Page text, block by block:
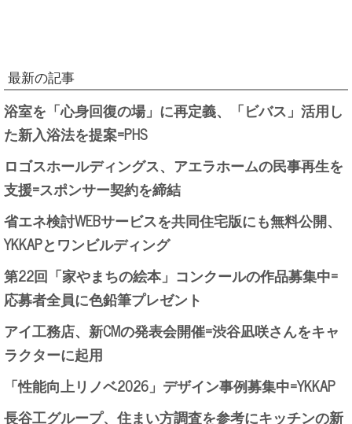
最新の記事
浴室を「心身回復の場」に再定義、「ビバス」活用し
た新入浴法を提案=PHS
ロゴスホールディングス、アエラホームの民事再生を
支援=スポンサー契約を締結
省エネ検討WEBサービスを共同住宅版にも無料公開、
YKKAPとワンビルディング
第22回「家やまちの絵本」コンクールの作品募集中=
応募者全員に色鉛筆プレゼント
アイ工務店、新CMの発表会開催=渋谷凪咲さんをキャ
ラクターに起用
「性能向上リノベ2026」デザイン事例募集中=YKKAP
長谷工グループ、住まい方調査を参考にキッチンの新